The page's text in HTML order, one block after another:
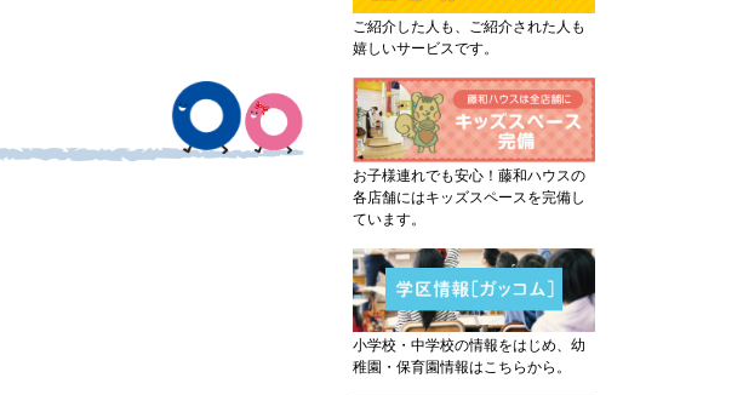
ご紹介した人も、ご紹介された人も
嬉しいサービスです。
お子様連れでも安心！藤和ハウスの
各店舗にはキッズスペースを完備し
ています。
小学校・中学校の情報をはじめ、幼
稚園・保育園情報はこちらから。